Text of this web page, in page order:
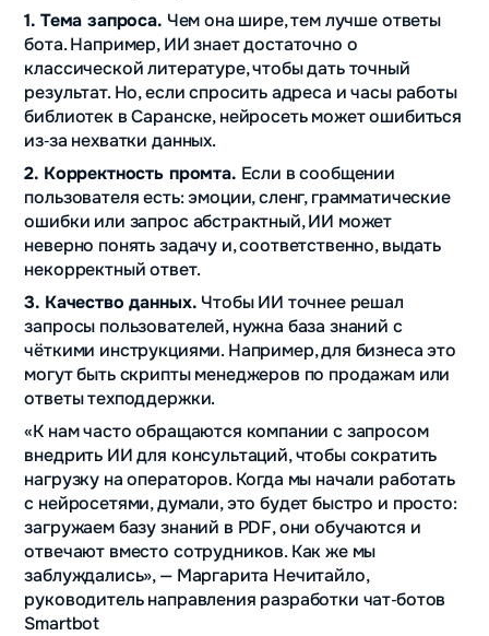
1. Тема запроса. Чем она шире, тем лучше ответы
бота. Например, ИИ знает достаточно о
классической литературе, чтобы дать точный
результат. Но, если спросить адреса и часы работы
библиотек в Саранске, нейросеть может ошибиться
из‑за нехватки данных.
2. Корректность промта. Если в сообщении
пользователя есть: эмоции, сленг, грамматические
ошибки или запрос абстрактный, ИИ может
неверно понять задачу и, соответственно, выдать
некорректный ответ.
3. Качество данных. Чтобы ИИ точнее решал
запросы пользователей, нужна база знаний с
чёткими инструкциями. Например, для бизнеса это
могут быть скрипты менеджеров по продажам или
ответы техподдержки.
«К нам часто обращаются компании с запросом
внедрить ИИ для консультаций, чтобы сократить
нагрузку на операторов. Когда мы начали работать
с нейросетями, думали, это будет быстро и просто:
загружаем базу знаний в PDF, они обучаются и
отвечают вместо сотрудников. Как же мы
заблуждались», — Маргарита Нечитайло,
руководитель направления разработки чат‑ботов
Smartbot